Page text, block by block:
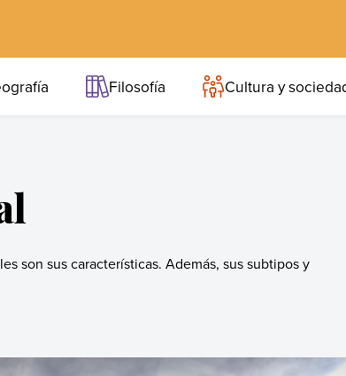
Filosofía Cultura y
son sus características. Además, sus subtipos y